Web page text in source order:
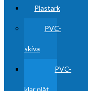
Plastark
PVC-
skiva
PVC-
klar plåt